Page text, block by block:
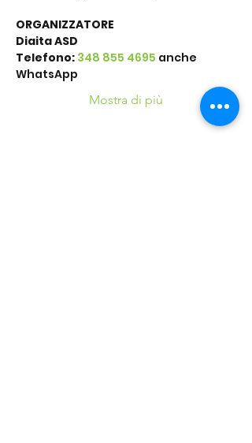
ORGANIZZATORE
Diaita ASD
Telefono: 348 855 4695 anche
WhatsApp
Mostra di più